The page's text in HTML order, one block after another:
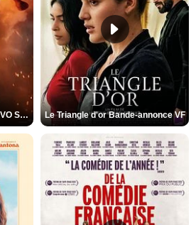
L'Odyssée Bande-annonce VO STFR Le Triangle d'or Bande-annonce VF